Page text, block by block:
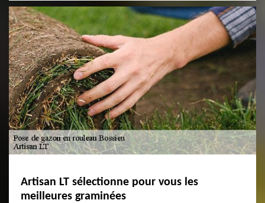
Artisan LT sélectionne pour vous les
meilleures graminées